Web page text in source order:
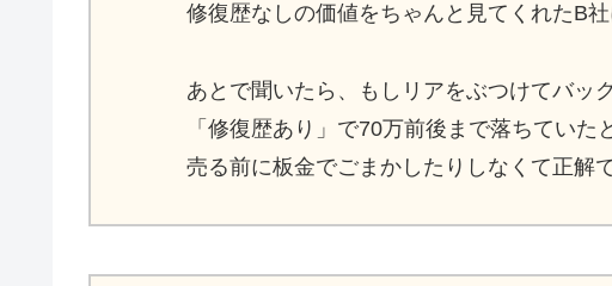
修復歴なしの価値をちゃんと見てくれたB社
あとで聞いたら、もしリアをぶつけてバッ
「修復歴あり」で70万前後まで落ちていた
売る前に板金でごまかしたりしなくて正解で